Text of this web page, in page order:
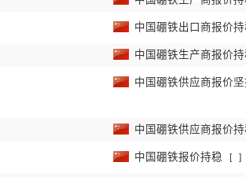
中国硼铁出口商报价
中国硼铁生产商报价
中国硼铁供应商报价
中国硼铁供应商报价
中国硼铁报价持稳 [ ]